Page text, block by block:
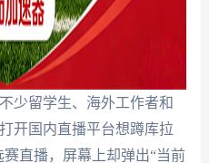
少留学生、海外工作者和
开国内直播平台想蹲库拉
直播，屏幕上却弹出“当前